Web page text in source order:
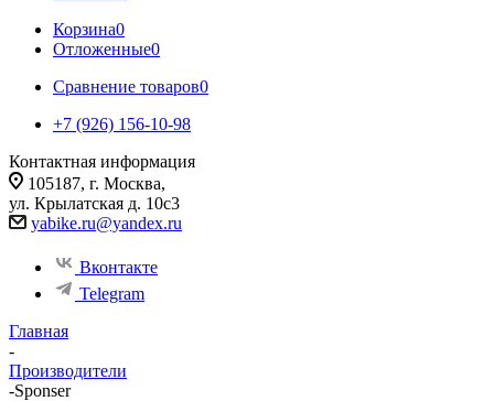
Корзина0
Отложенные0
Сравнение товаров0
+7 (926) 156-10-98
Контактная информация
105187, г. Москва,
ул. Крылатская д. 10с3
yabike.ru@yandex.ru
Вконтакте
Telegram
Главная
-
Производители
-Sponser